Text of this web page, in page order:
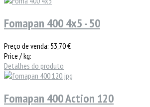
Fomapan 400 4x5 - 50
Preço de venda: 53,70 €
Price / kg:
Detalhes do produto
Fomapan 400 Action 120